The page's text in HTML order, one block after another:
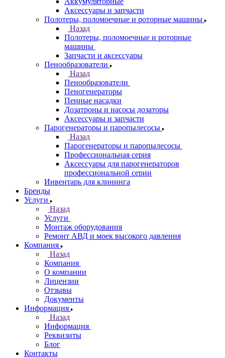
Аксессуары и запчасти
Полотеры, поломоечные и роторные машины
Назад
Полотеры, поломоечные и роторные
машины
Запчасти и аксессуары
Пенообразователи
Назад
Пенообразователи
Пеногенераторы
Пенные насадки
Дозатроны и насосы дозаторы
Аксессуары и запчасти
Парогенераторы и паропылесосы
Назад
Парогенераторы и паропылесосы
Профессиональная серия
Аксессуары для парогенераторов
профессиональной серии
Инвентарь для клининга
Бренды
Услуги
Назад
Услуги
Монтаж оборудования
Ремонт АВД и моек высокого давления
Компания
Назад
Компания
О компании
Лицензии
Отзывы
Документы
Информация
Назад
Информация
Реквизиты
Блог
Контакты